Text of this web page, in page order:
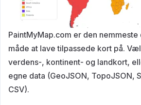
PaintMyMap.com er den
måde at lave tilpassede kort på.
verdens-, kontinent- og landkort,
egne data (GeoJSON, TopoJSON,
CSV).